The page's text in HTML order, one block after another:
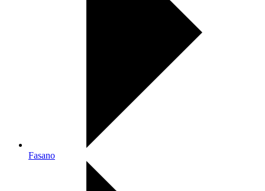
Fasano